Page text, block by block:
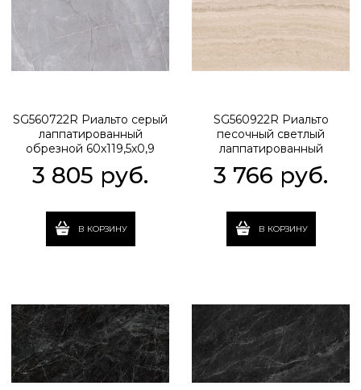
SG560722R Риальто серый
лаппатированный
обрезной 60x119,5x0,9
3 805 руб.
В КОРЗИНУ
SG560922R Риальто
песочный светлый
лаппатированный
обрезной 60x119,5x0,9
3 766 руб.
В КОРЗИНУ